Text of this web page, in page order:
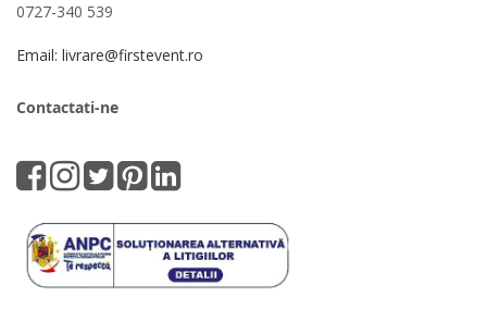
0727-340 539
Email: livrare@firstevent.ro
Contactati-ne